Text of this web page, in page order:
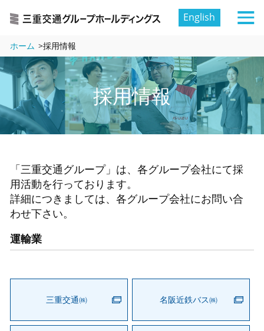
English
ホーム >採用情報
採用情報
「三重交通グループ」は、各グループ会社にて採
用活動を行っております。
詳細につきましては、各グループ会社にお問い合
わせ下さい。
運輸業
三重交通㈱ 名阪近鉄バス㈱